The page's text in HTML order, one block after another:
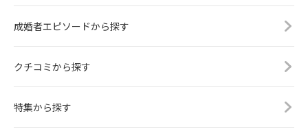
成婚者エピソードから探す
クチコミから探す
特集から探す